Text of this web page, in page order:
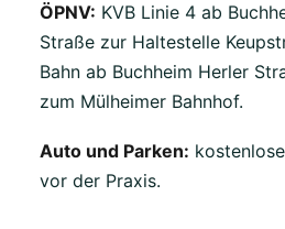
ÖPNV: KVB Linie 4 ab
Straße zur Haltestelle
Bahn ab Buchheim Herler
zum Mülheimer Bahnhof.
Auto und Parken:
vor der Praxis.